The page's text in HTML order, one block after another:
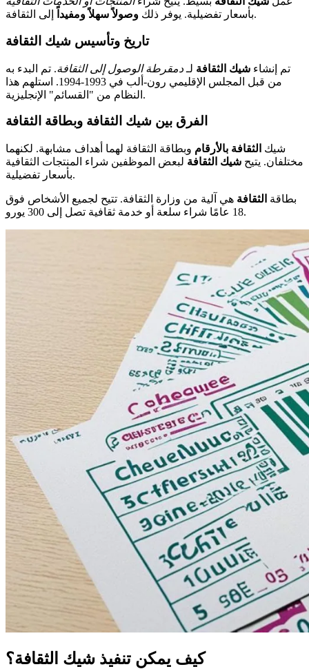
بأسعار تفضيلية. يوفر ذلك وصولاً سهلاً ومفيداً إلى الثقافة.
تاريخ وتأسيس شيك الثقافة
تم إنشاء شيك الثقافة لـ دمقرطة الوصول إلى الثقافة. تم البدء به
من قبل المجلس الإقليمي رون-ألب في 1993-1994. استلهم هذا
النظام من "القسائم" الإنجليزية.
الفرق بين شيك الثقافة وبطاقة الثقافة
شيك الثقافة بالأرقام وبطاقة الثقافة لهما أهداف مشابهة. لكنهما
مختلفان. يتيح شيك الثقافة لبعض الموظفين شراء المنتجات الثقافية
بأسعار تفضيلية.
بطاقة الثقافة هي آلية من وزارة الثقافة. تتيح لجميع الأشخاص فوق
18 عامًا شراء سلعة أو خدمة ثقافية تصل إلى 300 يورو.
كيف يمكن تنفيذ شيك الثقافة؟